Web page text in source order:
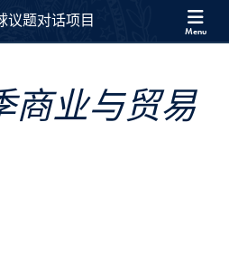
Full Site Menu
议题对话项目 Menu
商业与贸易